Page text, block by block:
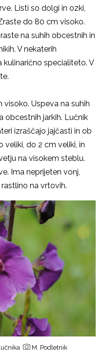
Listi so dolgi in ozki,
do 80 cm visoko.
na suhih obcestnih in
V nekaterih
specialiteto. V
Uspeva na suhih
obcestnih jarkih. Lučnik
izraščajo jajčasti in ob
veliki, do 2 cm veliki, in
na visokem steblu.
Ima neprijeten vonj,
na vrtovih.
M. Podletnik